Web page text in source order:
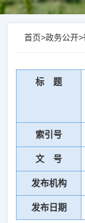
首页>政务公开>
标 题
索引号
文 号
发布机构
发布日期